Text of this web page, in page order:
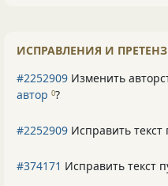
ИСПРАВЛЕНИЯ И
#2252909 Изменить
автор 0?
#2252909 Исправить текст
#374171 Исправить текст